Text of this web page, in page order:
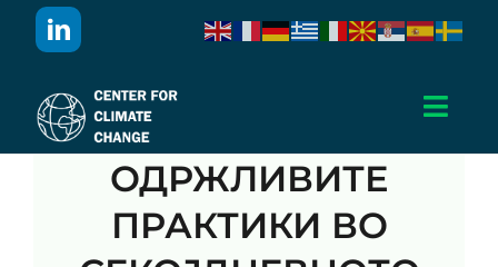
ОДРЖЛИВИТЕ
ПРАКТИКИ ВО